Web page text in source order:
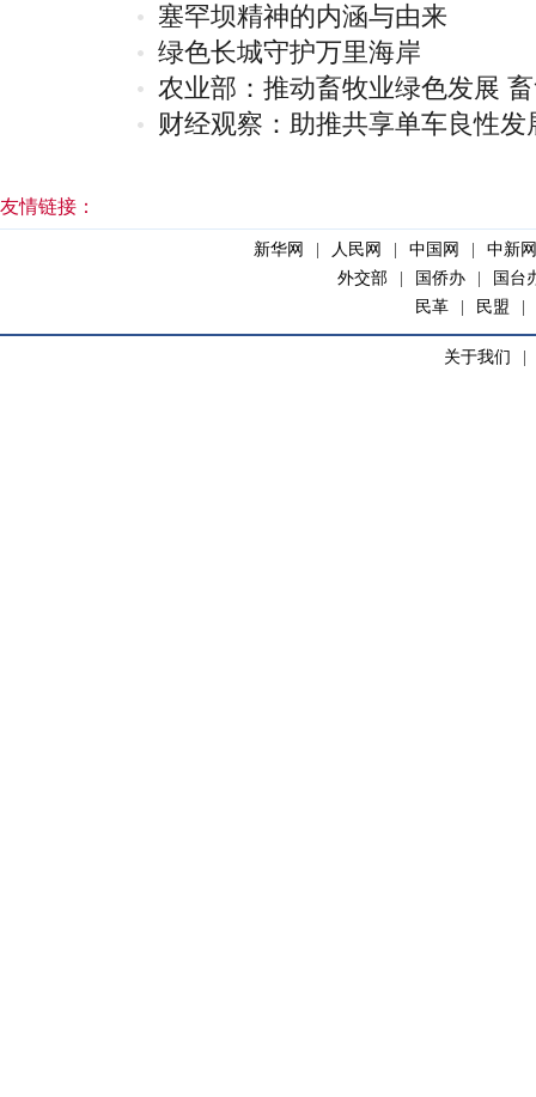
塞罕坝精神的内涵与由来
绿色长城守护万里海岸
农业部：推动畜牧业绿色发展
财经观察：助推共享单车良性发
友情链接：
新华网 人民网 中国网
中新网
外交部
国侨办
国台
民革
民盟
关于我们